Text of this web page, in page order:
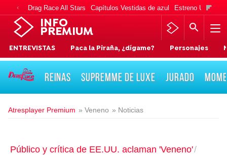
Drag Race All Stars Capítulos Vestidas de azul Estreno Una
INFO
PREMIUM
ENTREVISTAS Paca la Piraña, ¿dígame? Personajes
REINAS SUPREMME DE LUXE JURADO
Atresplayer Premium » Veneno » Noticias
Público y crítica de EE.UU. aclaman 'Veneno'